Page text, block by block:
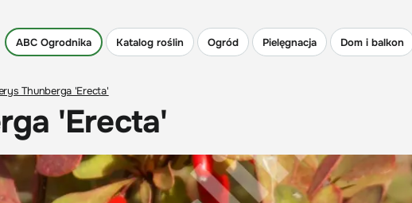
ABC Ogrodnika Katalog roślin Ogród Pielęgnacja Dom i balkon
Thunberga 'Erecta'
'Erecta'